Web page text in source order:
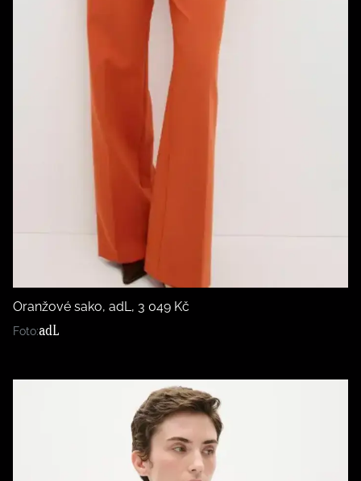
Oranžové sako, adL, 3 049 Kč
Foto:adL